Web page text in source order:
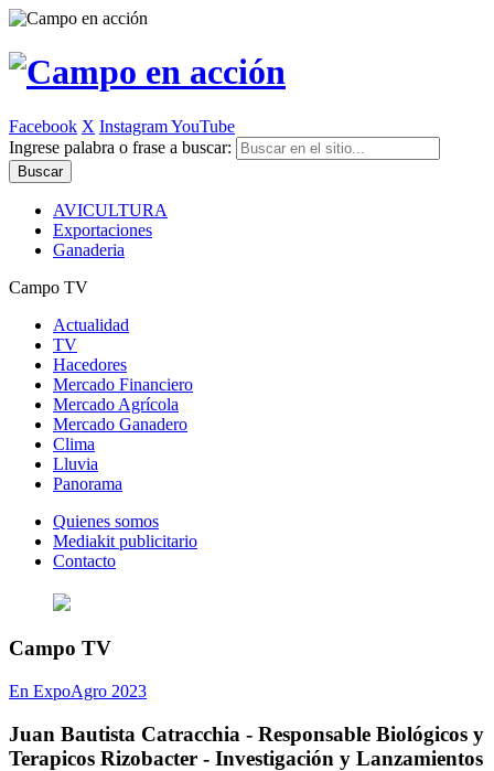
Facebook X InstagramYouTube
Ingrese palabra o frase a buscar:
AVICULTURA
Exportaciones
Ganaderia
Campo TV
Actualidad
TV
Hacedores
Mercado Financiero
Mercado Agrícola
Mercado Ganadero
Clima
Lluvia
Panorama
Quienes somos
Mediakit publicitario
Contacto
Campo TV
En ExpoAgro 2023
Juan Bautista Catracchia - Responsable Biológicos y
Terapicos Rizobacter - Investigación y Lanzamientos